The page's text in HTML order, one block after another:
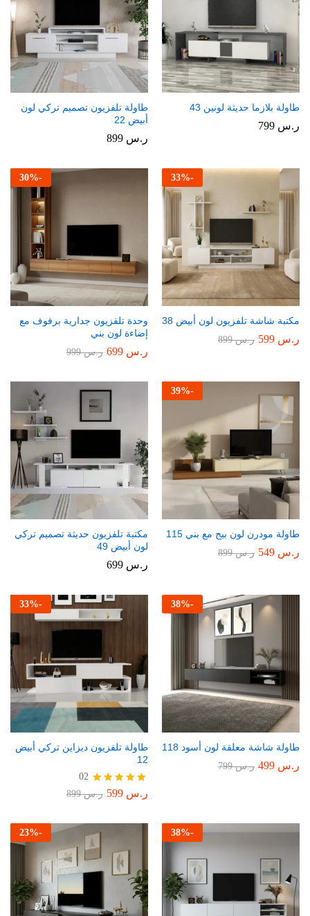
طاولة بلازما حديثة لونين 43
ر.س
طاولة تلفزيون تصميم تركي لون
أبيض 22
ر.س
-
33%
مكتبة شاشة تلفزيون لون أبيض 38
ر.س ر.س899
-
30%
وحدة تلفزيون جدارية برفوف مع
إضاءة لون بني
ر.س ر.س999
-
39%
طاولة مودرن لون بيج مع بني 115
ر.س ر.س899
مكتبة تلفزيون حديثة تصميم تركي
لون أبيض 49
ر.س
-
38%
طاولة شاشة معلقة لون أسود 118
ر.س ر.س799
-
33%
طاولة تلفزيون ديزاين تركي أبيض
12
تم التقييم
02
ر.س ر.س899
-
38%
-
23%